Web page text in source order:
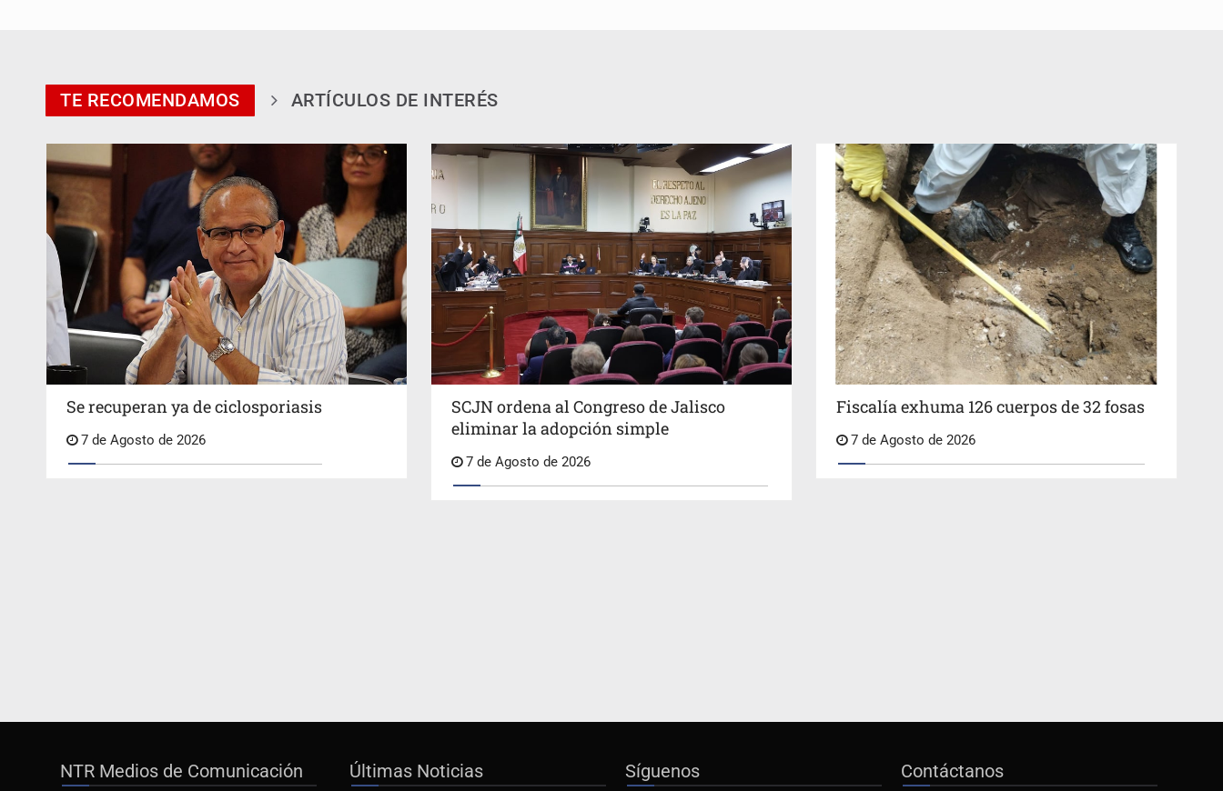
TE RECOMENDAMOS ARTÍCULOS DE INTERÉS
Se recuperan ya de ciclosporiasis
7 de Agosto de 2026
SCJN ordena al Congreso de Jalisco
eliminar la adopción simple
7 de Agosto de 2026
Fiscalía exhuma 126 cuerpos de 32 fosas
7 de Agosto de 2026
NTR Medios de Comunicación Últimas Noticias Síguenos Contáctanos